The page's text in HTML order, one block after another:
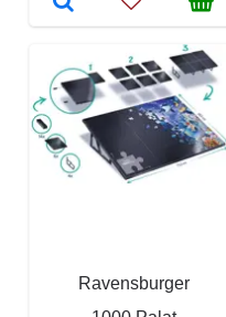
Ravensburger